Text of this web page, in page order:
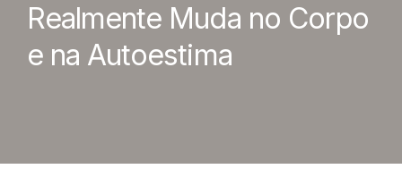
Realmente Muda no Corpo
e na Autoestima